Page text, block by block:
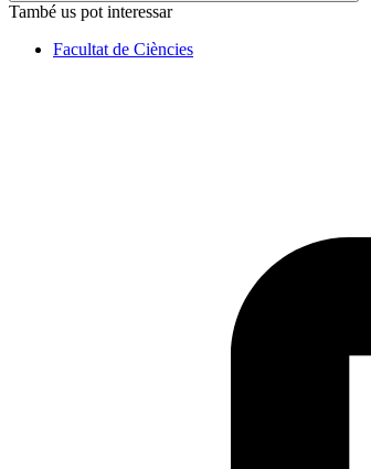
També us pot interessar
Facultat de Ciències